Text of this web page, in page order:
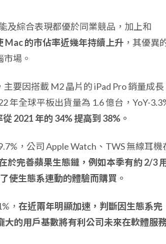
及綜合表現都優於同業競品，加上和
Mac 的市佔率近幾年持續上升 ，其優異
場。
要因搭載 M2 晶片的 iPad Pro 銷量成長
年全球平板出貨量為 1.6 億台，YoY-
2021 年的 34% 提高到 38%。
，公司 Apple Watch、TWS 無線耳機
於完善蘋果生態鏈，例如本季有約 2/3
使生態系連動的體驗而購買。
， 在近兩年明顯加速，判斷因生態系完
的用戶基數將有利公司未來在軟體服